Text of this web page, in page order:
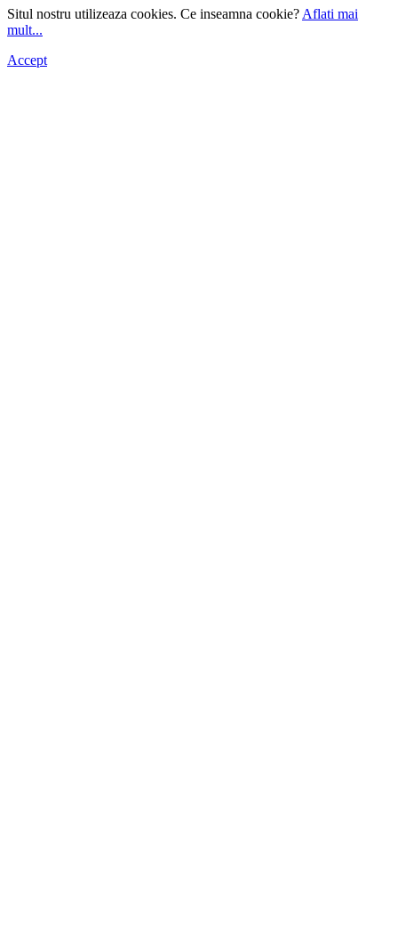
Situl nostru utilizeaza cookies. Ce inseamna cookie? Aflati mai
mult...
Accept